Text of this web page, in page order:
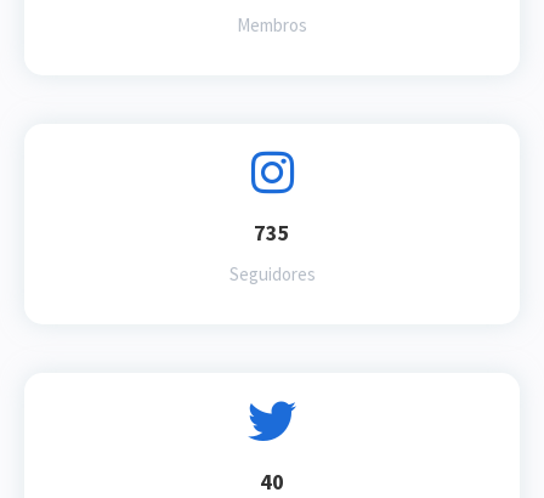
Membros
735
Seguidores
40